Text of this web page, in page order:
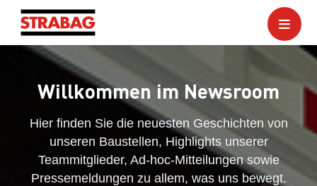
Willkommen im Newsroom
Hier finden Sie die neuesten Geschichten von
unseren Baustellen, Highlights unserer
Teammitglieder, Ad-hoc-Mitteilungen sowie
Pressemeldungen zu allem, was uns bewegt.